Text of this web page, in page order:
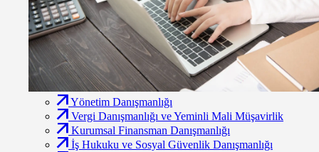
Yönetim Danışmanlığı
Vergi Danışmanlığı ve Yeminli Mali Müşavirlik
Kurumsal Finansman Danışmanlığı
İş Hukuku ve Sosyal Güvenlik Danışmanlığı